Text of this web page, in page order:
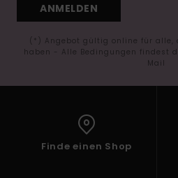
ANMELDEN
(*) Angebot gültig online für alle,
haben - Alle Bedingungen findest
Mail
Finde einen Shop